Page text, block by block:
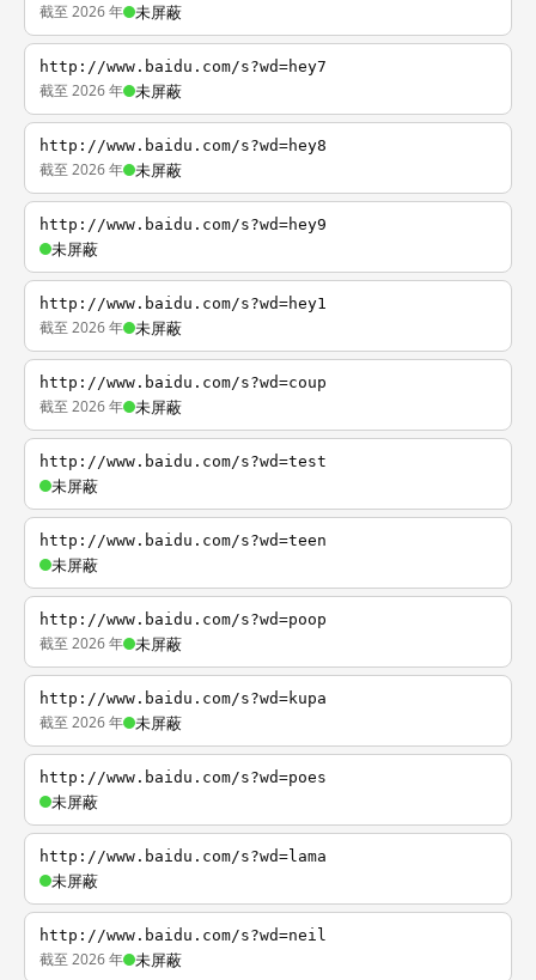
截至 2026 年 未屏蔽
http://www.baidu.com/s?wd=hey7
截至 2026 年 未屏蔽
http://www.baidu.com/s?wd=hey8
截至 2026 年 未屏蔽
http://www.baidu.com/s?wd=hey9
未屏蔽
http://www.baidu.com/s?wd=hey1
截至 2026 年 未屏蔽
http://www.baidu.com/s?wd=coup
截至 2026 年 未屏蔽
http://www.baidu.com/s?wd=test
未屏蔽
http://www.baidu.com/s?wd=teen
未屏蔽
http://www.baidu.com/s?wd=poop
截至 2026 年 未屏蔽
http://www.baidu.com/s?wd=kupa
截至 2026 年 未屏蔽
http://www.baidu.com/s?wd=poes
未屏蔽
http://www.baidu.com/s?wd=lama
未屏蔽
http://www.baidu.com/s?wd=neil
截至 2026 年 未屏蔽